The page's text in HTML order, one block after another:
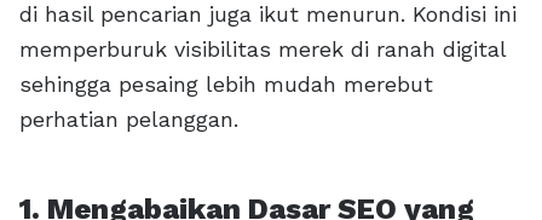
di hasil pencarian juga ikut menurun. Kondisi ini
memperburuk visibilitas merek di ranah digital
sehingga pesaing lebih mudah merebut
perhatian pelanggan.
1. Mengabaikan Dasar SEO yang